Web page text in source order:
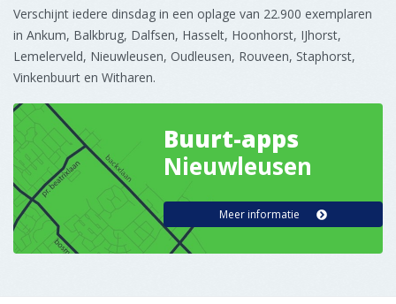
in Ankum, Balkbrug, Dalfsen, Hasselt, Hoonhorst, IJhorst,
Lemelerveld, Nieuwleusen, Oudleusen, Rouveen, Staphorst,
Vinkenbuurt en Witharen.
Buurt-apps
Nieuwleusen
Meer informatie